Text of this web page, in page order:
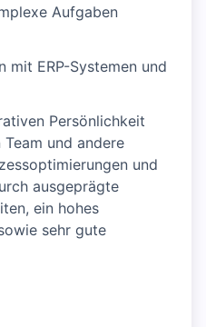
Aufgaben
mit ERP-Systemen und
Persönlichkeit
und andere
und
ausgeprägte
ein hohes
sehr gute